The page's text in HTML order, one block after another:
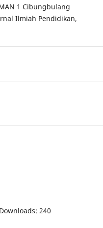
1 Cibungbulang
Ilmiah Pendidikan,
240